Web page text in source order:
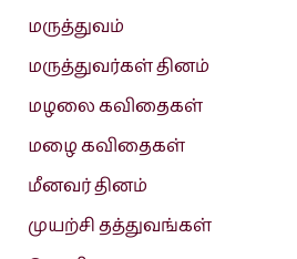
மருத்துவம்
மருத்துவர்கள் தினம்
மழலை கவிதைகள்
மழை கவிதைகள்
மீனவர் தினம்
முயற்சி தத்துவங்கள்